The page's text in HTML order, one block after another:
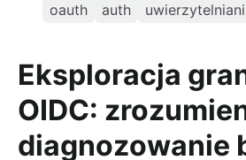
oauth auth
Eksploracja
OIDC:
diagnozowanie